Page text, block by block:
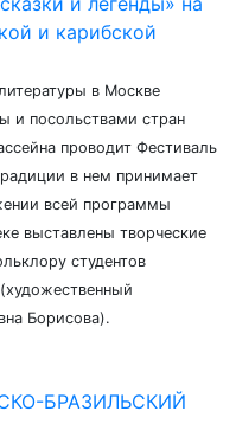
и карибской
в Москве
и посольствами стран
проводит Фестиваль
в нем принимает
всей программы
выставлены творческие
студентов
Борисова).
БРАЗИЛЬСКИЙ